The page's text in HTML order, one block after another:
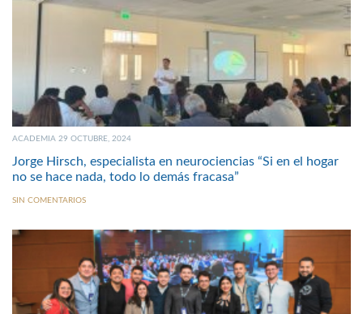
ACADEMIA 29 OCTUBRE, 2024
Jorge Hirsch, especialista en neurociencias “Si en el hogar
no se hace nada, todo lo demás fracasa”
SIN COMENTARIOS